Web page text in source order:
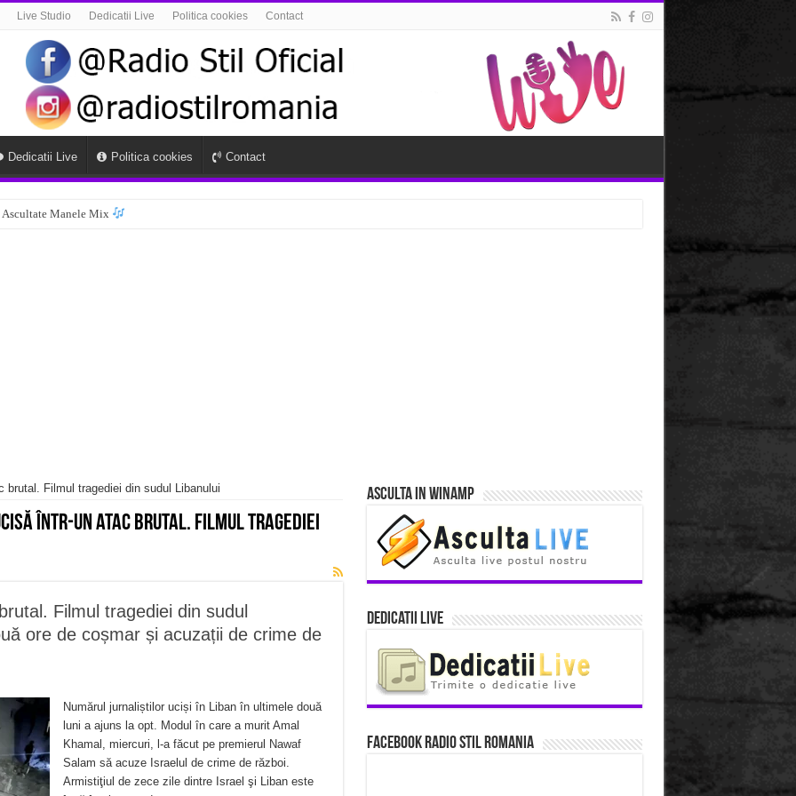
Live Studio Dedicatii Live Politica cookies Contact
Dedicatii Live Politica cookies Contact
Manele Mix
brutal. Filmul tragediei din sudul Libanului
într-un atac brutal. Filmul tragediei
Filmul tragediei din sudul
ore de coșmar și acuzații de crime de
Numărul jurnaliștilor uciși în Liban în ultimele două
luni a ajuns la opt. Modul în care a murit Amal
Khamal, miercuri, l-a făcut pe premierul Nawaf
Salam să acuze Israelul de crime de război.
Armistiţiul de zece zile dintre Israel şi Liban este
Asculta in Winamp
Dedicatii Live
Facebook Radio Stil Romania